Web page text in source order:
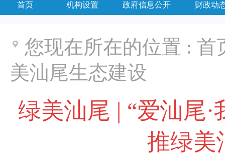
首页 机构设置 政府信息公开 财政动
您现在所在的位置 : 首
美汕尾生态建设
绿美汕尾 | “爱汕尾
推绿美